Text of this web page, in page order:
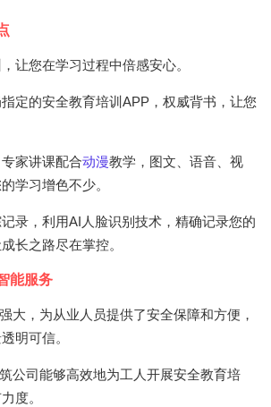
让您在学习过程中倍感安心。
定的安全教育培训APP，权威背书，让您
家讲课配合动漫教学，图文、语音、视
学习增色不少。
录，利用AI人脸识别技术，精确记录您的
长之路尽在掌控。
能服务
大，为从业人员提供了安全保障和方便，
明可信。
公司能够高效地为工人开展安全教育培
度。